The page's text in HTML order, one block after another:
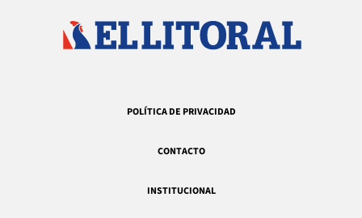
POLÍTICA DE PRIVACIDAD
CONTACTO
INSTITUCIONAL